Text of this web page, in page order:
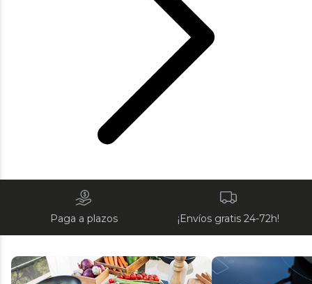
Paga a plazos ¡Envíos gratis 24-72h!